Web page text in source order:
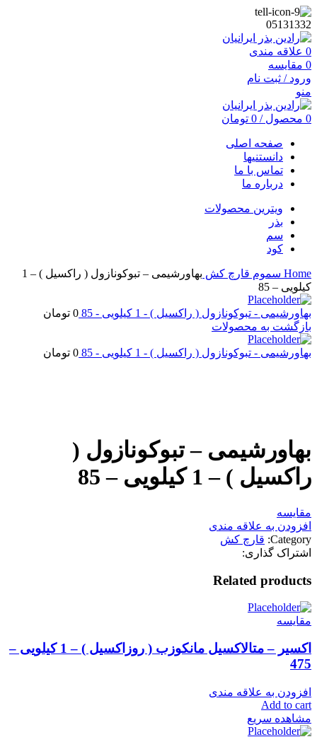
05131332
0 علاقه مندی
0 مقایسه
ورود / ثبت نام
منو
0 محصول /
0 تومان
صفحه اصلی
دانستنیها
تماس با ما
درباره ما
ویترین محصولات
بذر
سم
کود
Home سموم قارچ کش
بهاورشیمی – تبوکونازول ( راکسیل ) – 1
کیلویی – 85
بهاورشیمی - تبوکونازول ( راکسیل ) - 1 کیلویی - 85 0 تومان
بازگشت به محصولات
بهاورشیمی - تبوکونازول ( راکسیل ) - 1 کیلویی - 85 0 تومان
بهاورشیمی – تبوکونازول (
راکسیل ) – 1 کیلویی – 85
مقایسه
افزودن به علاقه مندی
Category: قارچ کش
اشتراک گذاری:
Related products
مقایسه
اکسیر – متالاکسیل مانکوزب ( روزاکسیل ) – 1 کیلویی –
475
افزودن به علاقه مندی
Add to cart
مشاهده سریع